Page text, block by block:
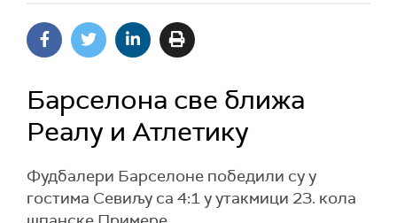
Барселона све ближа
Реалу и Атлетику
Фудбалери Барселоне победили су у
гостима Севиљу са 4:1 у утакмици 23. кола